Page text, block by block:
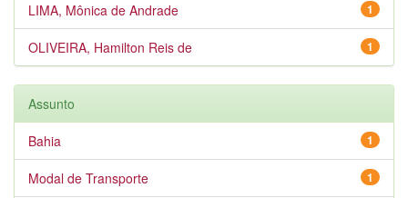
1
LIMA, Mônica de Andrade
1
OLIVEIRA, Hamilton Reis de
Assunto
1
Bahia
1
Modal de Transporte